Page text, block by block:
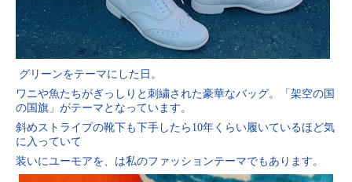
グリーンをテーマにした日。
ワニや魚たちがぎっしりと刺繍された豪華なバッグ。「架空の国
の国旗」がテーマとなっています。
斜めストライプの靴下も下手したら10年くらい履いているほど気
に入っていて
装いにユーモアを、は私のファッションテーマでもあります。